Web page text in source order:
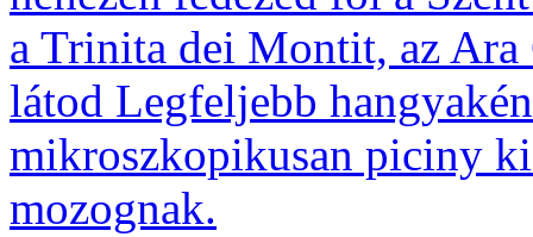
a Trinita dei Montit, az Ara
látod Legfeljebb
mikroszkopikusan piciny
mozognak.